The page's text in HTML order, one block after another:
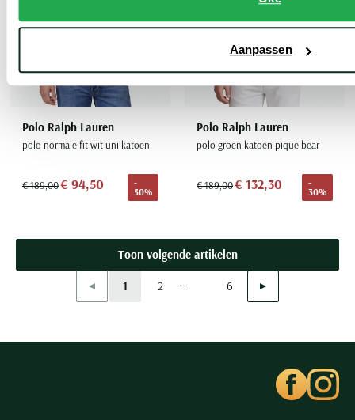
Aanpassen
Polo Ralph Lauren
polo normale fit wit uni katoen
€ 189,00€ 94,50
-
50%
Polo Ralph Lauren
polo groen katoen pique bear
€ 189,00€ 132,30
-
30%
Toon volgende artikelen
Vorige
1 2
Page
6 Volgende